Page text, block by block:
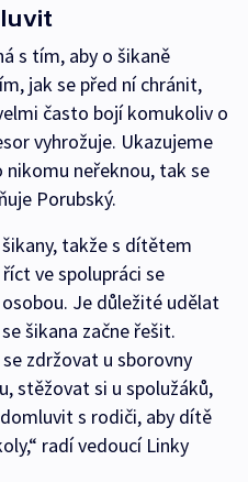
s tím, aby o šikaně
jak se před ní chránit,
často bojí komukoliv o
vyhrožuje. Ukazujeme
neřeknou, tak se
Porubský.
takže s dítětem
ve spolupráci se
Je důležité udělat
šikana začne řešit.
zdržovat u sborovny
stěžovat si u spolužáků,
s rodiči, aby dítě
radí vedoucí Linky